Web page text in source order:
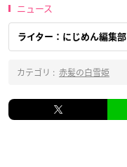
ニュース
ライター：にじめん編集部
カテゴリ : 赤髪の白雪姫